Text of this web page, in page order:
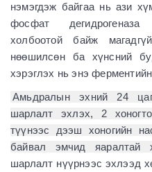
нэмэгдэж байгаа нь ази
фосфат дегидрогеназа
холбоотой байж
нөөшилсөн ба хүнсний
хэрэглэх нь энэ
Амьдралын эхний 24
шарлалт эхлэх, 2
түүнээс дээш хоногийн
байвал эмчид яаралтай
шарлалт нүүрнээс эхлээд